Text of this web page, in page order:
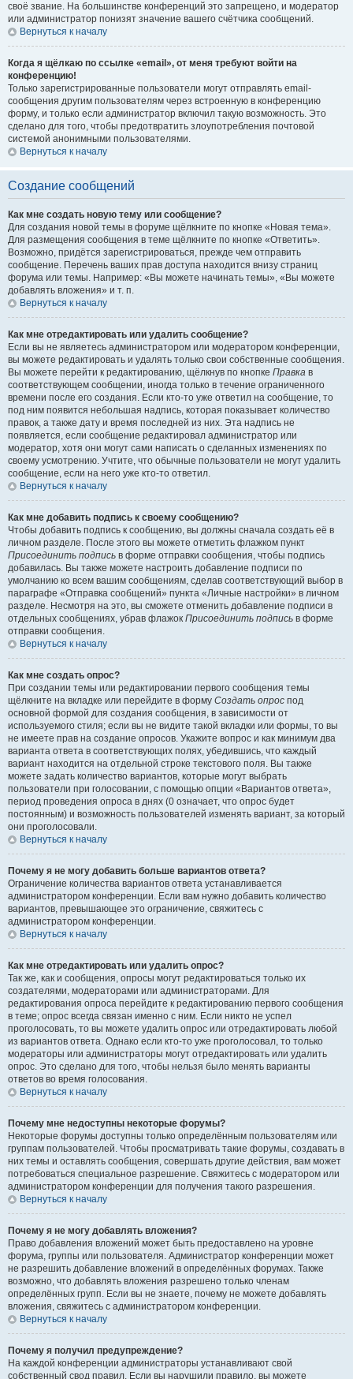
своё звание. На большинстве конференций это запрещено, и модератор
или администратор понизят значение вашего счётчика сообщений.
Вернуться к началу
Когда я щёлкаю по ссылке «email», от меня требуют войти на
конференцию!
Только зарегистрированные пользователи могут отправлять email-
сообщения другим пользователям через встроенную в конференцию
форму, и только если администратор включил такую возможность. Это
сделано для того, чтобы предотвратить злоупотребления почтовой
системой анонимными пользователями.
Вернуться к началу
Создание сообщений
Как мне создать новую тему или сообщение?
Для создания новой темы в форуме щёлкните по кнопке «Новая тема».
Для размещения сообщения в теме щёлкните по кнопке «Ответить».
Возможно, придётся зарегистрироваться, прежде чем отправить
сообщение. Перечень ваших прав доступа находится внизу страниц
форума или темы. Например: «Вы можете начинать темы», «Вы можете
добавлять вложения» и т. п.
Вернуться к началу
Как мне отредактировать или удалить сообщение?
Если вы не являетесь администратором или модератором конференции,
вы можете редактировать и удалять только свои собственные сообщения.
Вы можете перейти к редактированию, щёлкнув по кнопке Правка в
соответствующем сообщении, иногда только в течение ограниченного
времени после его создания. Если кто-то уже ответил на сообщение, то
под ним появится небольшая надпись, которая показывает количество
правок, а также дату и время последней из них. Эта надпись не
появляется, если сообщение редактировал администратор или
модератор, хотя они могут сами написать о сделанных изменениях по
своему усмотрению. Учтите, что обычные пользователи не могут удалить
сообщение, если на него уже кто-то ответил.
Вернуться к началу
Как мне добавить подпись к своему сообщению?
Чтобы добавить подпись к сообщению, вы должны сначала создать её в
личном разделе. После этого вы можете отметить флажком пункт
Присоединить подпись в форме отправки сообщения, чтобы подпись
добавилась. Вы также можете настроить добавление подписи по
умолчанию ко всем вашим сообщениям, сделав соответствующий выбор в
параграфе «Отправка сообщений» пункта «Личные настройки» в личном
разделе. Несмотря на это, вы сможете отменить добавление подписи в
отдельных сообщениях, убрав флажок Присоединить подпись в форме
отправки сообщения.
Вернуться к началу
Как мне создать опрос?
При создании темы или редактировании первого сообщения темы
щёлкните на вкладке или перейдите в форму Создать опрос под
основной формой для создания сообщения, в зависимости от
используемого стиля; если вы не видите такой вкладки или формы, то вы
не имеете прав на создание опросов. Укажите вопрос и как минимум два
варианта ответа в соответствующих полях, убедившись, что каждый
вариант находится на отдельной строке текстового поля. Вы также
можете задать количество вариантов, которые могут выбрать
пользователи при голосовании, с помощью опции «Вариантов ответа»,
период проведения опроса в днях (0 означает, что опрос будет
постоянным) и возможность пользователей изменять вариант, за который
они проголосовали.
Вернуться к началу
Почему я не могу добавить больше вариантов ответа?
Ограничение количества вариантов ответа устанавливается
администратором конференции. Если вам нужно добавить количество
вариантов, превышающее это ограничение, свяжитесь с
администратором конференции.
Вернуться к началу
Как мне отредактировать или удалить опрос?
Так же, как и сообщения, опросы могут редактироваться только их
создателями, модераторами или администраторами. Для
редактирования опроса перейдите к редактированию первого сообщения
в теме; опрос всегда связан именно с ним. Если никто не успел
проголосовать, то вы можете удалить опрос или отредактировать любой
из вариантов ответа. Однако если кто-то уже проголосовал, то только
модераторы или администраторы могут отредактировать или удалить
опрос. Это сделано для того, чтобы нельзя было менять варианты
ответов во время голосования.
Вернуться к началу
Почему мне недоступны некоторые форумы?
Некоторые форумы доступны только определённым пользователям или
группам пользователей. Чтобы просматривать такие форумы, создавать в
них темы и оставлять сообщения, совершать другие действия, вам может
потребоваться специальное разрешение. Свяжитесь с модератором или
администратором конференции для получения такого разрешения.
Вернуться к началу
Почему я не могу добавлять вложения?
Право добавления вложений может быть предоставлено на уровне
форума, группы или пользователя. Администратор конференции может
не разрешить добавление вложений в определённых форумах. Также
возможно, что добавлять вложения разрешено только членам
определённых групп. Если вы не знаете, почему не можете добавлять
вложения, свяжитесь с администратором конференции.
Вернуться к началу
Почему я получил предупреждение?
На каждой конференции администраторы устанавливают свой
собственный свод правил. Если вы нарушили правило, вы можете